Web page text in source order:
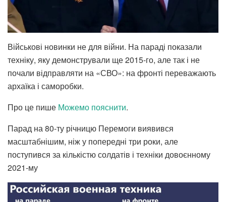
Військові новинки не для війни. На параді показали
техніку, яку демонстрували ще 2015-го, але так і не
почали відправляти на «СВО»: на фронті переважають
архаїка і саморобки.
Про це пише Можемо пояснити.
Парад на 80-ту річницю Перемоги виявився
масштабнішим, ніж у попередні три роки, але
поступився за кількістю солдатів і техніки довоєнному
2021-му